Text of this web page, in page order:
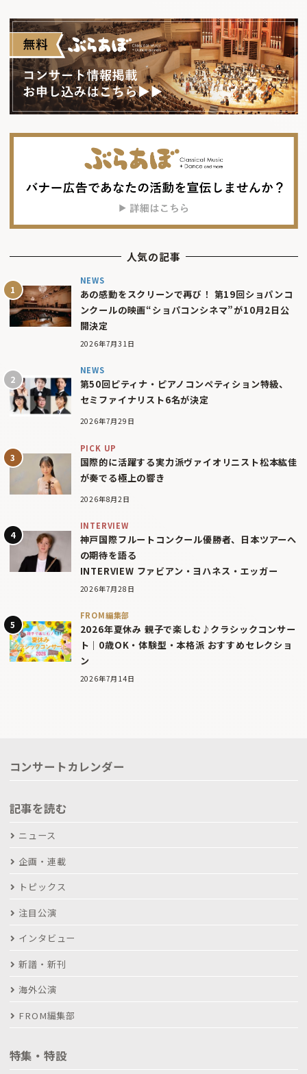
人気の記事
NEWS
あの感動をスクリーンで再び！ 第19回ショパンコ
ンクールの映画“ショパコンシネマ”が10月2日公
開決定
2026年7月31日
NEWS
第50回ピティナ・ピアノコンペティション特級、
セミファイナリスト6名が決定
2026年7月29日
PICK UP
国際的に活躍する実力派ヴァイオリニスト松本紘佳
が奏でる極上の響き
2026年8月2日
INTERVIEW
神戸国際フルートコンクール優勝者、日本ツアーへ
の期待を語る
INTERVIEW ファビアン・ヨハネス・エッガー
2026年7月28日
FROM編集部
2026年夏休み 親子で楽しむ♪クラシックコンサー
ト｜0歳OK・体験型・本格派 おすすめセレクショ
ン
2026年7月14日
コンサートカレンダー
記事を読む
ニュース
企画・連載
トピックス
注目公演
インタビュー
新譜・新刊
海外公演
FROM編集部
特集・特設